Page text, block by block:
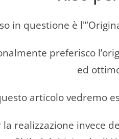
in questione è
preferisco
ed
articolo vedremo
la realizzazione invece